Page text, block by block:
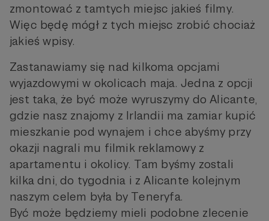
zmontować z tamtych miejsc jakieś filmy.
Więc będę mógł z tych miejsc zrobić chociaż
jakieś wpisy.
Zastanawiamy się nad kilkoma opcjami
wyjazdowymi w okolicach maja. Jedna z opcji
jest taka, że być może wyruszymy do Alicante,
gdzie nasz znajomy z Irlandii ma zamiar kupić
mieszkanie pod wynajem i chce abyśmy przy
okazji nagrali mu filmik reklamowy z
apartamentu i okolicy. Tam byśmy zostali
kilka dni, do tygodnia i z Alicante kolejnym
naszym celem była by Teneryfa.
Być może będziemy mieli podobne zlecenie